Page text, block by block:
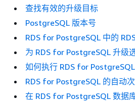
查找有效的升级目标
PostgreSQL 版本号
RDS for PostgreSQL 中的
为 RDS for PostgreSQL 升级
如何执行 RDS for
RDS for PostgreSQL 的自动
在 RDS for PostgreSQL 数据